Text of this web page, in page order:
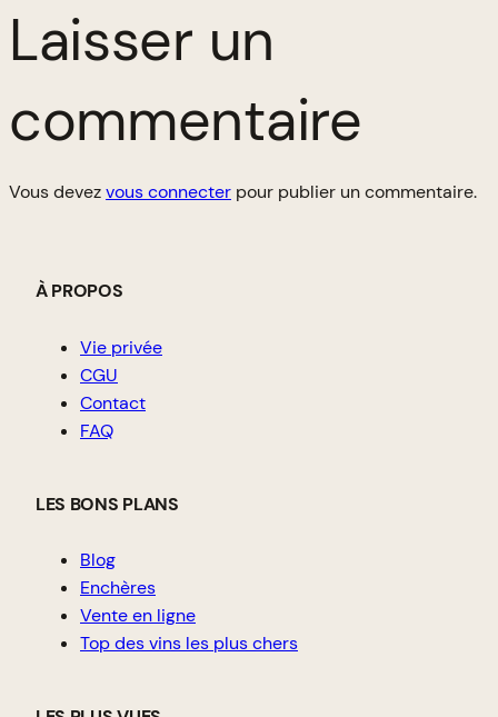
Laisser un
commentaire
Vous devezvous connecter pour publier un commentaire.
À PROPOS
Vie privée
CGU
Contact
FAQ
LES BONS PLANS
Blog
Enchères
Vente en ligne
Top des vins les plus chers